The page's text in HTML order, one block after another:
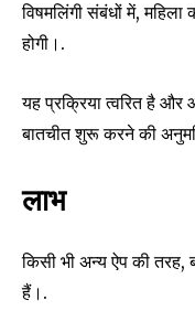
विषमलिंगी संबंधों में,
होगी।.
यह प्रक्रिया त्वरित है
बातचीत शुरू करने की
लाभ
किसी भी अन्य ऐप की तरह,
हैं।.